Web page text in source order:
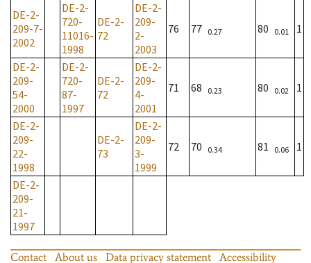
DE-2-
209-7-
2002
DE-2-
720-
11016-
1998
DE-2-
72
DE-2-
209-
2-
2003
76 77 0.27 80 0.01 1
DE-2-
209-
54-
2000
DE-2-
720-
87-
1997
DE-2-
72
DE-2-
209-
4-
2001
71 68 0.23 80 0.02 1
DE-2-
209-
22-
1998
DE-2-
73
DE-2-
209-
3-
1999
72 70 0.34 81 0.06 1
DE-2-
209-
21-
1997
Contact About us Data privacy statement Accessibility